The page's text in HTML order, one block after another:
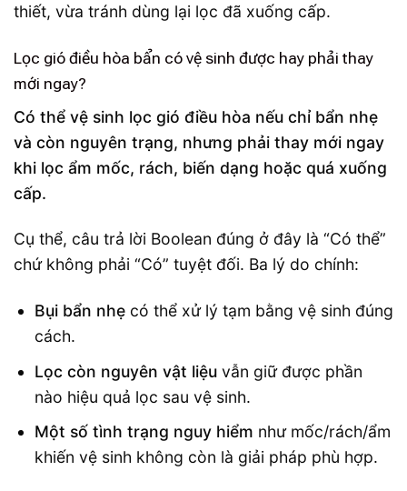
thiết, vừa tránh dùng lại lọc đã xuống cấp.
Lọc gió điều hòa bẩn có vệ sinh được hay phải thay
mới ngay?
Có thể vệ sinh lọc gió điều hòa nếu chỉ bẩn nhẹ
và còn nguyên trạng, nhưng phải thay mới ngay
khi lọc ẩm mốc, rách, biến dạng hoặc quá xuống
cấp.
Cụ thể, câu trả lời Boolean đúng ở đây là “Có thể”
chứ không phải “Có” tuyệt đối. Ba lý do chính:
Bụi bẩn nhẹcó thể xử lý tạm bằng vệ sinh đúng
cách.
Lọc còn nguyên vật liệuvẫn giữ được phần
nào hiệu quả lọc sau vệ sinh.
Một số tình trạng nguy hiểm như mốc/rách/ẩm
khiến vệ sinh không còn là giải pháp phù hợp.